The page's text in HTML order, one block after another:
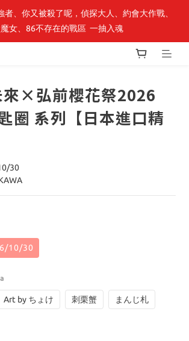
書展🌟系列小說 79 折，滿$389送「完節紀念
明信片組」
者、你又被殺了呢，偵探大人、約會大作戰、
女、86不存在的戰區  一抽入魂
書展🌟系列小說 79 折，滿$389送「完節紀念
來×弘前櫻花祭2026
圈 系列【日本進口精
30
10/30
Art by ちょけ 刺栗蟹 まんじ札